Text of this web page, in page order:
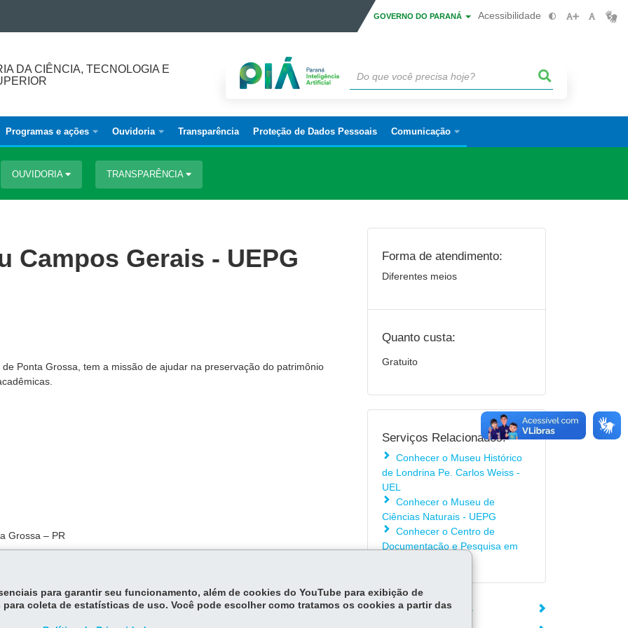
GOVERNO DO PARANÁ Acessibilidade
DA CIÊNCIA, TECNOLOGIA E
Programas e ações Ouvidoria Transparência Proteção de Dados Pessoais Comunicação
OUVIDORIA TRANSPARÊNCIA
Campos Gerais - UEPG
Ponta Grossa, tem a missão de ajudar na preservação do patrimônio
Grossa – PR
17h e no sábado das 9h às
Forma de atendimento:
Diferentes meios
Quanto custa:
Gratuito
Serviços Relacionados:
Conhecer o Museu Histórico
de Londrina Pe. Carlos Weiss -
UEL
Conhecer o Museu de
Ciências Naturais - UEPG
Conhecer o Centro de
Documentação e Pesquisa em
ÓRGÃO RESPONSÁVEL
para garantir seu funcionamento, além de cookies do YouTube para exibição de
coleta de estatísticas de uso. Você pode escolher como tratamos os cookies a partir das